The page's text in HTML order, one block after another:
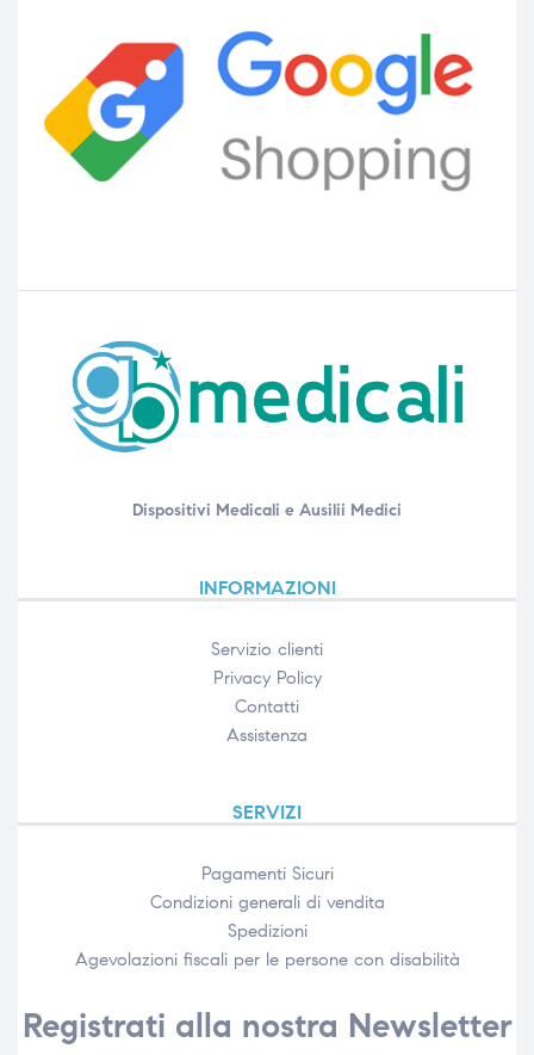
Dispositivi Medicali e Ausilii Medici
INFORMAZIONI
Servizio clienti
Privacy Policy
Contatti
Assistenza
SERVIZI
Pagamenti Sicuri
Condizioni generali di vendita
Spedizioni
Agevolazioni fiscali per le persone con disabilità​
Registrati alla nostra Newsletter